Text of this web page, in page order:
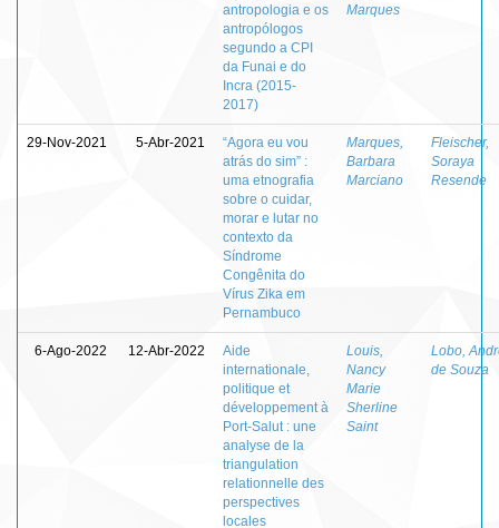
antropologia e os
antropólogos
segundo a CPI
da Funai e do
Incra (2015-
2017)
Marques
29-Nov-2021 5-Abr-2021
“Agora eu vou
atrás do sim” :
uma etnografia
sobre o cuidar,
morar e lutar no
contexto da
Síndrome
Congênita do
Vírus Zika em
Pernambuco
Marques,
Barbara
Marciano
Fleischer,
Soraya
Resende
6-Ago-2022 12-Abr-2022
Aide
internationale,
politique et
développement à
Port-Salut : une
analyse de la
triangulation
relationnelle des
perspectives
locales
Louis,
Nancy
Marie
Sherline
Saint
Lobo,
de Souza